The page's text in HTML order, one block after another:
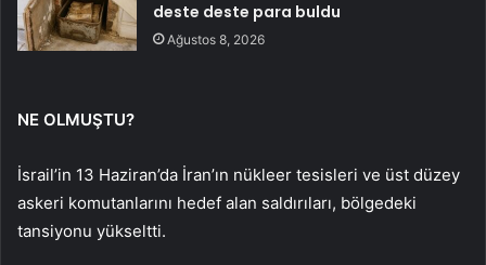
deste deste para buldu
Ağustos 8, 2026
NE OLMUŞTU?
İsrail’in 13 Haziran’da İran’ın nükleer tesisleri ve üst düzey
askeri komutanlarını hedef alan saldırıları, bölgedeki
tansiyonu yükseltti.